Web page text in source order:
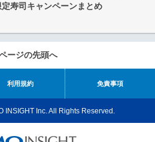
寿司キャンペーンまとめ
ージの先頭へ
利用規約 免責事項
INSIGHT Inc. All Rights Reserved.